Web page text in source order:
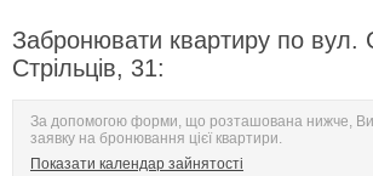
Забронювати квартиру по вул.
Стрільців, 31:
За допомогою форми, що розташована нижче, Ви
заявку на бронювання цієї квартири.
Показати календар зайнятості